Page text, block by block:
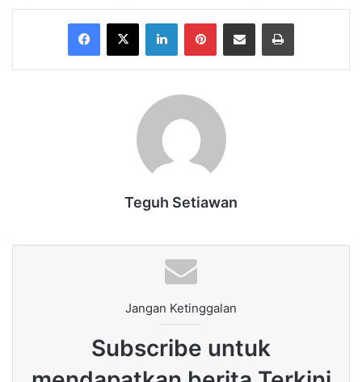
Facebook
X LinkedInPinterestShare via Email Print
Teguh Setiawan
Jangan Ketinggalan
Subscribe untuk